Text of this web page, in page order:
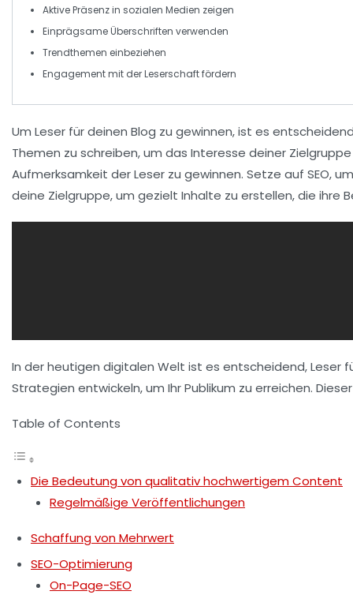
Aktive Präsenz in sozialen Medien zeigen
Einprägsame Überschriften verwenden
Trendthemen einbeziehen
Engagement mit der Leserschaftfördern
Um Leser für deinen Blog zu gewinnen, ist es
Themen zu schreiben, um das Interesse deiner
Aufmerksamkeit der Leser zu gewinnen. Setze auf SEO,
deine Zielgruppe, um gezielt Inhalte zu erstellen, die ihre
In der heutigen digitalen Welt ist es entscheidend, Leser
Strategien entwickeln, um Ihr Publikum zu erreichen.
Table of Contents
Die Bedeutung von qualitativ hochwertigem Content
Regelmäßige Veröffentlichungen
Schaffung von Mehrwert
SEO-Optimierung
On-Page-SEO